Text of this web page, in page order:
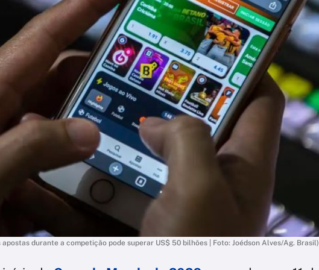
durante a competição pode superar US$ 50 bilhões | Foto: Joédson Alves/Ag. Brasil)